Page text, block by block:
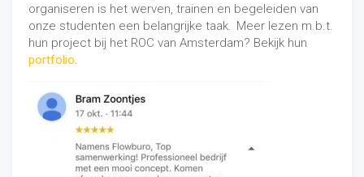
organiseren is het werven, trainen en begeleiden van
onze studenten een belangrijke taak.
Meer lezen m.b.t.
hun project bij het ROC van Amsterdam? Bekijk hun
portfolio